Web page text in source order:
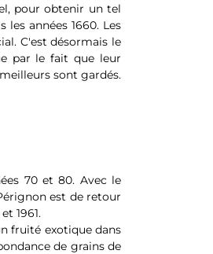
pour obtenir un tel
années 1660. Les
C'est désormais le
par le fait que leur
sont gardés.
70 et 80. Avec le
est de retour
1961.
fruité exotique dans
de grains de